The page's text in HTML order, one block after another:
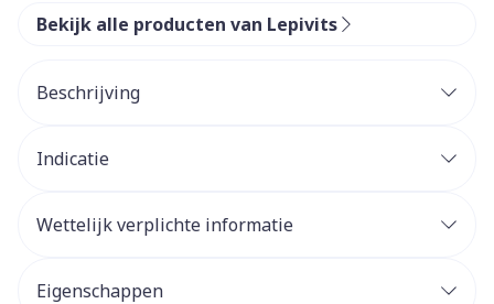
Bekijk alle producten van Lepivits
Beschrijving
Indicatie
Wettelijk verplichte informatie
Eigenschappen